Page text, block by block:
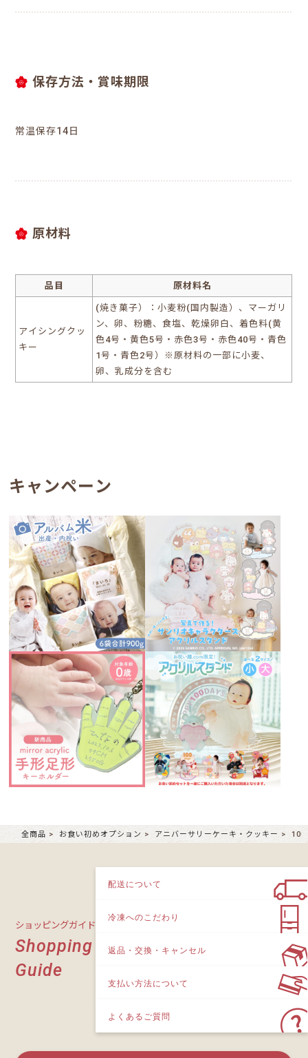
保存方法・賞味期限
常温保存14日
原材料
品目 原材料名
アイシングクッ
キー
(焼き菓子）：小麦粉(国内製造）、マーガリ
ン、卵、粉糖、食塩、乾燥卵白、着色料(黄
色4号・黄色5号・赤色3号・赤色40号・青色
1号・青色2号）※原材料の一部に小麦、
卵、乳成分を含む
キャンペーン
全商品 お食い初めオプション アニバーサリーケーキ・クッキー 100
ショッピングガイド
Shopping
Guide
配送について
冷凍へのこだわり
返品・交換・キャンセル
支払い方法について
よくあるご質問